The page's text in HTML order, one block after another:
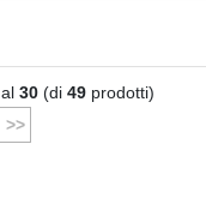
al 30 (di 49 prodotti)
>>